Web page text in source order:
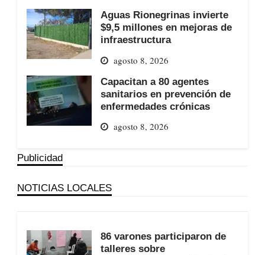
Aguas Rionegrinas invierte
$9,5 millones en mejoras de
infraestructura
agosto 8, 2026
Capacitan a 80 agentes
sanitarios en prevención de
enfermedades crónicas
agosto 8, 2026
Publicidad
NOTICIAS LOCALES
86 varones participaron de
talleres sobre